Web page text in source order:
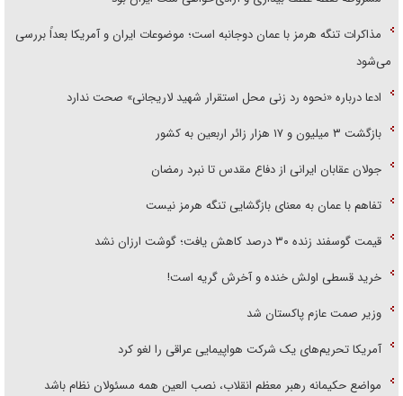
مذاکرات تنگه هرمز با عمان دوجانبه است؛ موضوعات ایران و آمریکا بعداً بررسی
می‌شود
ادعا درباره «نحوه رد زنی محل استقرار شهید لاریجانی» صحت ندارد
بازگشت ۳ میلیون و ۱۷ هزار زائر اربعین به کشور
جولان عقابان ایرانی از دفاع مقدس تا نبرد رمضان
تفاهم با عمان به معنای بازگشایی تنگه هرمز نیست
قیمت گوسفند زنده ۳۰ درصد کاهش یافت؛ گوشت ارزان نشد
خرید قسطی اولش خنده و آخرش گریه است!
وزیر صمت عازم پاکستان شد
آمریکا تحریم‌های یک شرکت هواپیمایی عراقی را لغو کرد
مواضع حکیمانه رهبر معظم انقلاب، نصب العین همه مسئولان نظام باشد